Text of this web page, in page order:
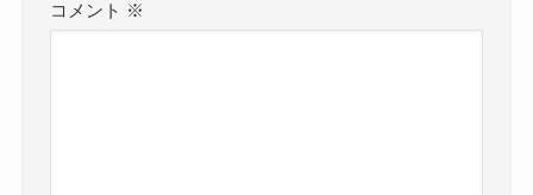
コメント ※